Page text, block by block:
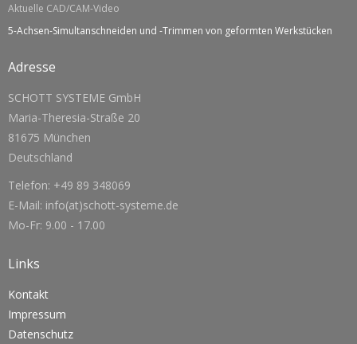
Aktuelle CAD/CAM-Video
5-Achsen-Simultanschneiden und -Trimmen von geformten Werkstücken
Adresse
SCHOTT SYSTEME GmbH
Maria-Theresia-Straße 20
81675 München
Deutschland
Telefon: +49 89 348069
E-Mail: info(at)schott-systeme.de
Mo-Fr: 9.00 - 17.00
Links
Kontakt
Impressum
Datenschutz